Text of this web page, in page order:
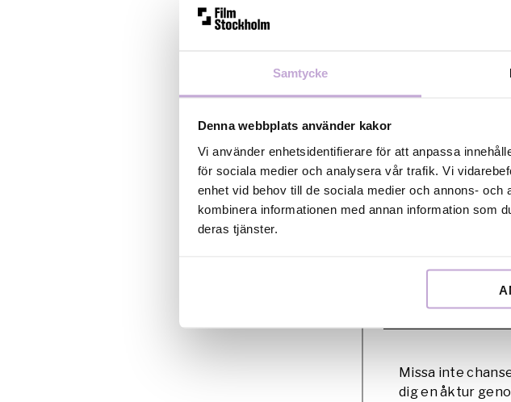
Samtycke
Denna webbplats använder kakor
Vi använder enhetsidentifierare för att anpassa
för sociala medier och analysera vår trafik. Vi
enhet vid behov till de sociala medier och annons-
kombinera informationen med annan information som
deras tjänster.
Lördagen 18:e
Botkyrka i
Filmbasens
välkomna!
frågor. Läs mer
Film 360˚- Ny
Missa inte
dig en åktur